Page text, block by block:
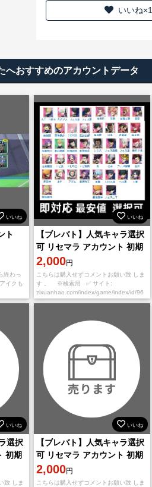
いいね×1
おすすめのアカウントデータ
いいね
ト
終わっ
イクも
いいね
【ブレバト】人気キャラ選択
可 リセマラ アカウント 初期
垢
2,000円
こちらは購入せずコメントお願い致 しま
す 。 ※検索用 ✅ サイト:
zixuanhao.com/index/game/index/id/96
※お取引の流れ※ ①必ずご希望番号を
いいね
選択
初期
致 しま
いいね
【ブレバト】人気キャラ選択
可 リセマラ アカウント 初期
垢
2,000円
こちらは購入せずコメントお願い致 しま